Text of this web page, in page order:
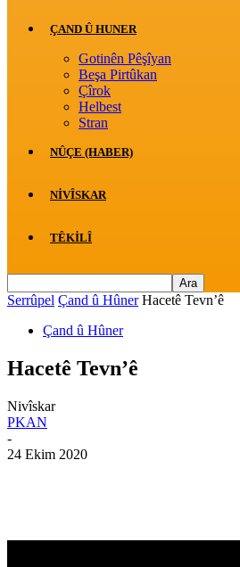
ÇAND Û HUNER
Gotinên Pêşîyan
Beşa Pirtûkan
Çîrok
Helbest
Stran
NÛÇE (HABER)
NIVÎSKAR
TÊKILÎ
Serrûpel Çand û Hûner Hacetê Tevn’ê
Çand û Hûner
Hacetê Tevn’ê
Nivîskar
PKAN
-
24 Ekim 2020